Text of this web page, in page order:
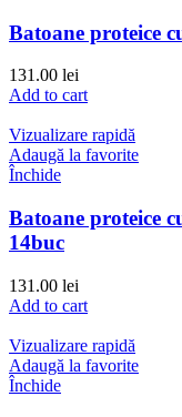
Batoane proteice
131.00 lei
Add to cart
Vizualizare rapidă
Adaugă la favorite
Închide
Batoane proteice
14buc
131.00 lei
Add to cart
Vizualizare rapidă
Adaugă la favorite
Închide